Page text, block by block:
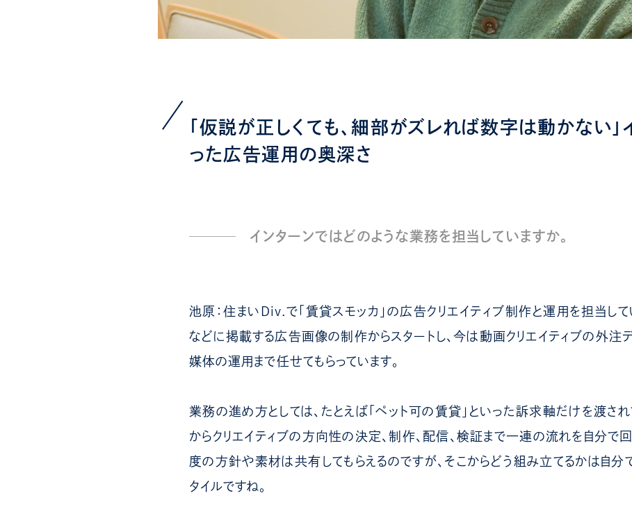
「仮説が正しくても、細部がズレれば数字は動かない」
った広告運用の奥深さ
インターンではどのような業務を担当していますか。
池原：住まいDiv.で「賃貸スモッカ」の広告クリエイティブ制作と運用を担当し
などに掲載する広告画像の制作からスタートし、今は動画クリエイティブの外注デ
媒体の運用まで任せてもらっています。
業務の進め方としては、たとえば「ペット可の賃貸」といった訴求軸だけを渡され
からクリエイティブの方向性の決定、制作、配信、検証まで一連の流れを自分で回
度の方針や素材は共有してもらえるのですが、そこからどう組み立てるかは自分
タイルですね。